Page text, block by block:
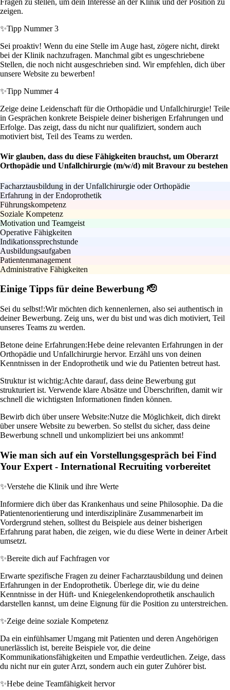
Fragen zu stellen, um dein Interesse an der Klinik und der Position zu
zeigen.
✨Tipp Nummer 3
Sei proaktiv! Wenn du eine Stelle im Auge hast, zögere nicht, direkt
bei der Klinik nachzufragen. Manchmal gibt es ungeschriebene
Stellen, die noch nicht ausgeschrieben sind. Wir empfehlen, dich über
unsere Website zu bewerben!
✨Tipp Nummer 4
Zeige deine Leidenschaft für die Orthopädie und Unfallchirurgie! Teile
in Gesprächen konkrete Beispiele deiner bisherigen Erfahrungen und
Erfolge. Das zeigt, dass du nicht nur qualifiziert, sondern auch
motiviert bist, Teil des Teams zu werden.
Wir glauben, dass du diese Fähigkeiten brauchst, um Oberarzt
Orthopädie und Unfallchirurgie (m/w/d) mit Bravour zu bestehen
Facharztausbildung in der Unfallchirurgie oder Orthopädie
Erfahrung in der Endoprothetik
Führungskompetenz
Soziale Kompetenz
Motivation und Teamgeist
Operative Fähigkeiten
Indikationssprechstunde
Ausbildungsaufgaben
Patientenmanagement
Administrative Fähigkeiten
Einige Tipps für deine Bewerbung 🫡
Sei du selbst!:Wir möchten dich kennenlernen, also sei authentisch in
deiner Bewerbung. Zeig uns, wer du bist und was dich motiviert, Teil
unseres Teams zu werden.
Betone deine Erfahrungen:Hebe deine relevanten Erfahrungen in der
Orthopädie und Unfallchirurgie hervor. Erzähl uns von deinen
Kenntnissen in der Endoprothetik und wie du Patienten betreut hast.
Struktur ist wichtig:Achte darauf, dass deine Bewerbung gut
strukturiert ist. Verwende klare Absätze und Überschriften, damit wir
schnell die wichtigsten Informationen finden können.
Bewirb dich über unsere Website:Nutze die Möglichkeit, dich direkt
über unsere Website zu bewerben. So stellst du sicher, dass deine
Bewerbung schnell und unkompliziert bei uns ankommt!
Wie man sich auf ein Vorstellungsgespräch bei Find
Your Expert - International Recruiting vorbereitet
✨Verstehe die Klinik und ihre Werte
Informiere dich über das Krankenhaus und seine Philosophie. Da die
Patientenorientierung und interdisziplinäre Zusammenarbeit im
Vordergrund stehen, solltest du Beispiele aus deiner bisherigen
Erfahrung parat haben, die zeigen, wie du diese Werte in deiner Arbeit
umsetzt.
✨Bereite dich auf Fachfragen vor
Erwarte spezifische Fragen zu deiner Facharztausbildung und deinen
Erfahrungen in der Endoprothetik. Überlege dir, wie du deine
Kenntnisse in der Hüft- und Kniegelenkendoprothetik anschaulich
darstellen kannst, um deine Eignung für die Position zu unterstreichen.
✨Zeige deine soziale Kompetenz
Da ein einfühlsamer Umgang mit Patienten und deren Angehörigen
unerlässlich ist, bereite Beispiele vor, die deine
Kommunikationsfähigkeiten und Empathie verdeutlichen. Zeige, dass
du nicht nur ein guter Arzt, sondern auch ein guter Zuhörer bist.
✨Hebe deine Teamfähigkeit hervor